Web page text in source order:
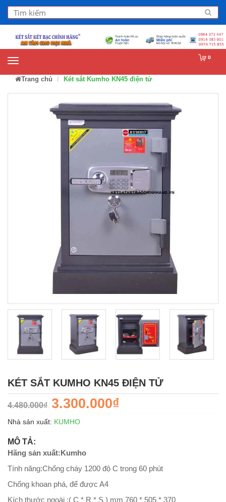
0
Trang chủ Két sắt Kumho KN45 điện tử
KÉT SẮT KUMHO KN45 ĐIỆN TỬ
4.480.000₫ 3.300.000₫
Nhà sản xuất: KUMHO
MÔ TẢ:
Hãng sản xuất:Kumho
Tính năng:Chống cháy 1200 độ C trong 60 phút
Chống khoan phá, để được A4
Kích thước ngoài :( C * R * S ) mm 760 * 505 * 370